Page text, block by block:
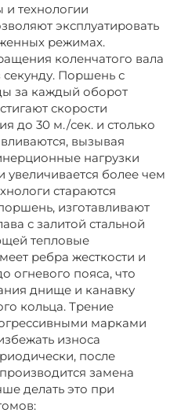
технологии
эксплуатировать
режимах.
коленчатого вала
секунду. Поршень с
за каждый оборот
скорости
до 30 м./сек. и столько
вызывая
нагрузки
увеличивается более чем
стараются
изготавливают
с залитой стальной
тепловые
ребра жесткости и
огневого пояса, что
днище и канавку
кольца. Трение
марками
износа
после
замена
делать это при